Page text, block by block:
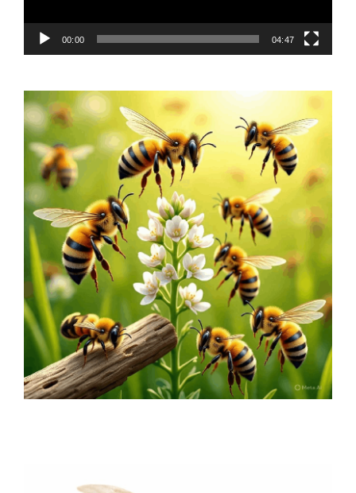
00:00 04:47